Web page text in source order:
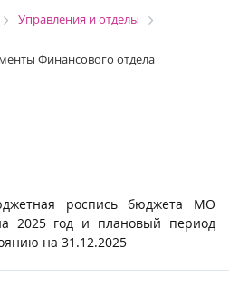
Управления и отделы
Финансового отдела
роспись бюджета МО
2025 год и плановый период
на 31.12.2025